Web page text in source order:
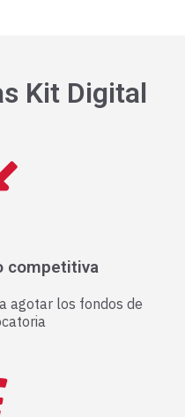
Kit Digital
competitiva
agotar los fondos de